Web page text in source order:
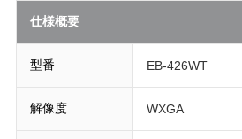
仕様概要
型番 EB-426WT
解像度 WXGA